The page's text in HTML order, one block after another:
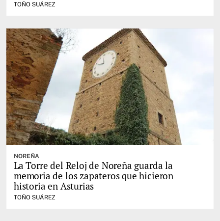
TOÑO SUÁREZ
NOREÑA
La Torre del Reloj de Noreña guarda la
memoria de los zapateros que hicieron
historia en Asturias
TOÑO SUÁREZ